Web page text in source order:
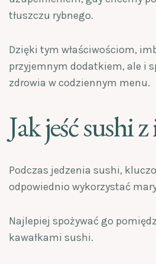
tłuszczu rybnego.
Dzięki tym właściwościom,
przyjemnym dodatkiem, ale i
zdrowia w codziennym menu.
Jak jeść sushi
Podczas jedzenia sushi,
odpowiednio wykorzystać
Najlepiej spożywać go
kawałkami sushi.